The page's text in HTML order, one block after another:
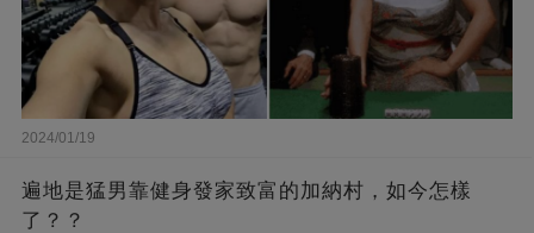
2024/01/19
遍地是猛男靠健身發家致富的加納村，如今怎樣
了？？